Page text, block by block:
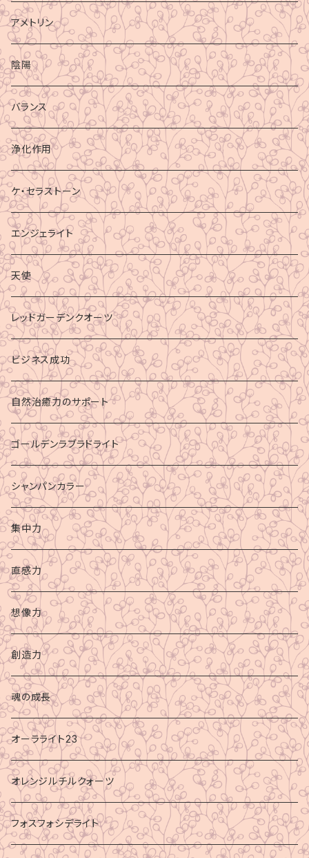
アメトリン
陰陽
バランス
浄化作用
ケ・セラストーン
エンジェライト
天使
レッドガーデンクオーツ
ビジネス成功
自然治癒力のサポート
ゴールデンラブラドライト
シャンパンカラー
集中力
直感力
想像力
創造力
魂の成長
オーラライト23
オレンジルチルクォーツ
フォスフォシデライト